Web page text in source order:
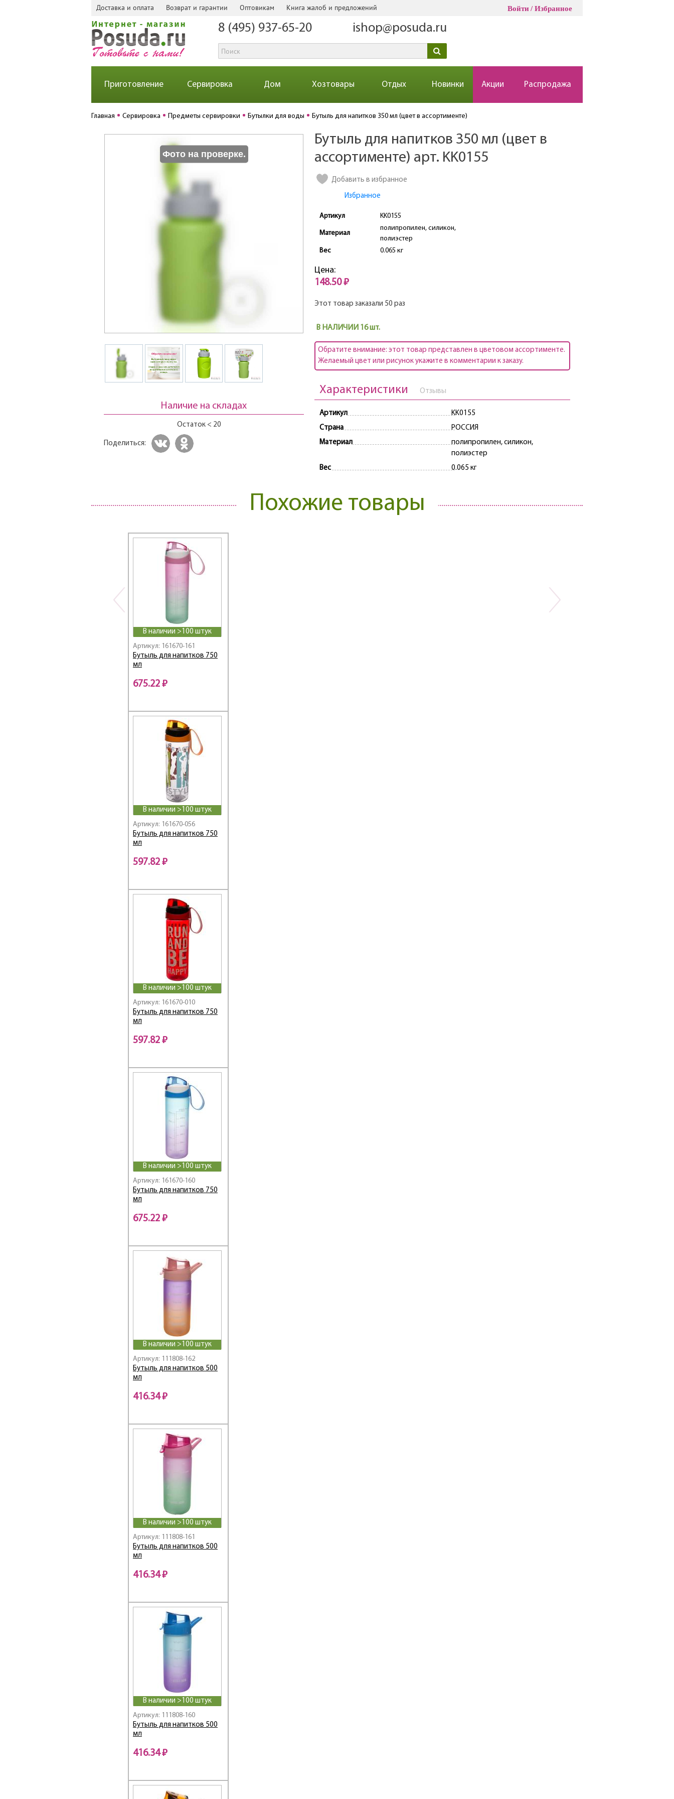
Доставка и оплата Возврат и гарантии Оптовикам Книга жалоб и предложений Войти Избранное
8 (495) 937-65-20 ishop@posuda.ru
Приготовление Сервировка Дом Хозтовары Отдых Новинки Акции Распродажа
Главная Сервировка Предметы сервировки Бутылки для воды Бутыль для напитков 350 мл (цвет в ассортименте)
Фото на проверке.
Наличие на складах
Остаток < 20
Поделиться:
Бутыль для напитков 350 мл (цвет в
ассортименте) арт. KK0155
Добавить в избранное
Избранное
Артикул KK0155
Материал
полипропилен, силикон,
полиэстер
Вес
0.065 кг
Цена:
148.50 ₽
Этот товар заказали 50 раз
В НАЛИЧИИ 16 шт.
Обратите внимание: этот товар представлен в цветовом ассортименте.
Желаемый цвет или рисунок укажите в комментарии к заказу.
Характеристики Отзывы
Артикул
KK0155
Страна
РОССИЯ
Материал
полипропилен, силикон,
полиэстер
Вес
0.065 кг
Количество
Похожие товары
В наличии >100 штук
Артикул: 161670-161
Бутыль для напитков 750
мл
675.22 ₽
В наличии >100 штук
Артикул: 161670-056
Бутыль для напитков 750
мл
597.82 ₽
В наличии >100 штук
Артикул: 161670-010
Бутыль для напитков 750
мл
597.82 ₽
В наличии >100 штук
Артикул: 161670-160
Бутыль для напитков 750
мл
675.22 ₽
В наличии >100 штук
Артикул: 111808-162
Бутыль для напитков 500
мл
416.34 ₽
В наличии >100 штук
Артикул: 111808-161
Бутыль для напитков 500
мл
416.34 ₽
В наличии >100 штук
Артикул: 111808-160
Бутыль для напитков 500
мл
416.34 ₽